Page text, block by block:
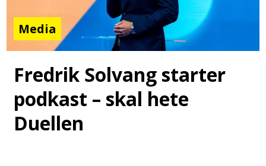
Media
Fredrik Solvang starter
podkast – skal hete
Duellen